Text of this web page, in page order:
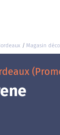
Magasin déco